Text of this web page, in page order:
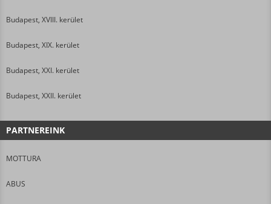
Budapest, XVIII. kerület
Budapest, XIX. kerület
Budapest, XXI. kerület
Budapest, XXII. kerület
PARTNEREINK
MOTTURA
ABUS